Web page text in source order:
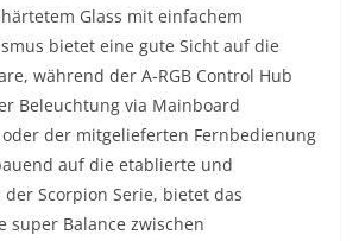
Glass mit einfachem
bietet eine gute Sicht auf die
während der A-RGB Control Hub
Beleuchtung via Mainboard
der mitgelieferten Fernbedienung
auf die etablierte und
der Scorpion Serie, bietet das
super Balance zwischen